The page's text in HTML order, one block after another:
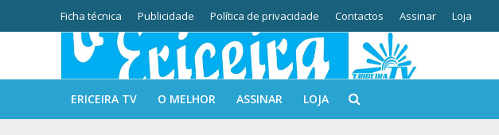
Ficha técnica Publicidade Política de privacidade Contactos Assinar Loja
ERICEIRA TV O MELHOR ASSINAR LOJA